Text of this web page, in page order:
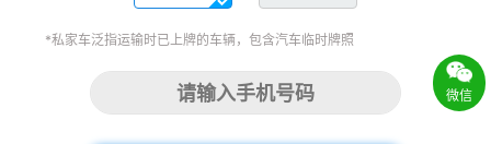
*私家车泛指运输时已上牌的车辆，包含汽车临时牌照
微信